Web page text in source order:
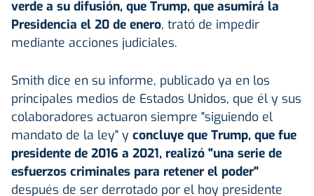
verde a su difusión, que Trump, que asumirá la
Presidencia el 20 de enero, trató de impedir
mediante acciones judiciales.
Smith dice en su informe, publicado ya en los
principales medios de Estados Unidos, que él y sus
colaboradores actuaron siempre "siguiendo el
mandato de la ley" y concluye que Trump, que fue
presidente de 2016 a 2021, realizó "una serie de
esfuerzos criminales para retener el poder"
después de ser derrotado por el hoy presidente